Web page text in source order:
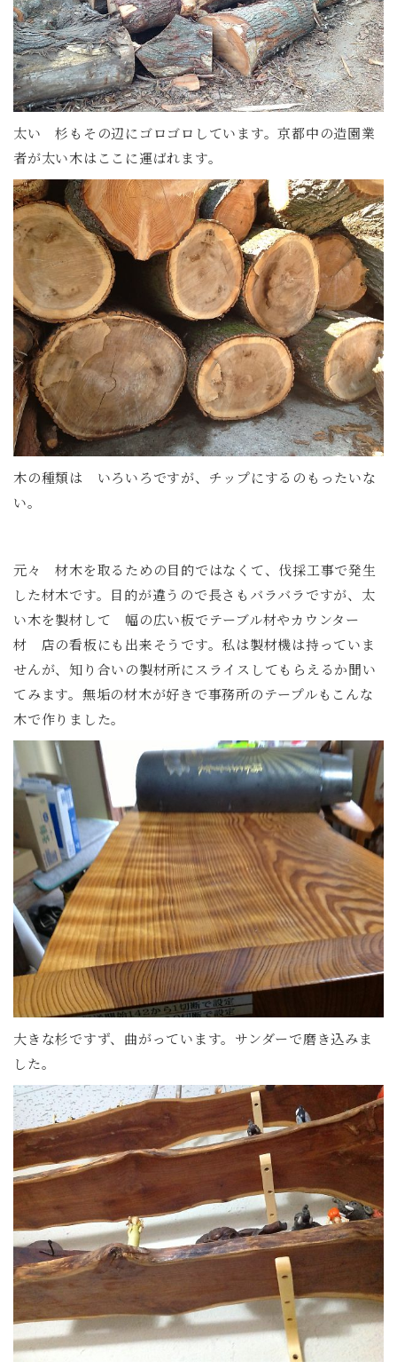
太い 杉もその辺にゴロゴロしています。京都中の造園業
者が太い木はここに運ばれます。
木の種類は いろいろですが、チップにするのもったいな
い。
元々 材木を取るための目的ではなくて、伐採工事で発生
した材木です。目的が違うので長さもバラバラですが、太
い木を製材して 幅の広い板でテーブル材やカウンター
材 店の看板にも出来そうです。私は製材機は持っていま
せんが、知り合いの製材所にスライスしてもらえるか聞い
てみます。無垢の材木が好きで事務所のテープルもこんな
木で作りました。
大きな杉ですず、曲がっています。サンダーで磨き込みま
した。